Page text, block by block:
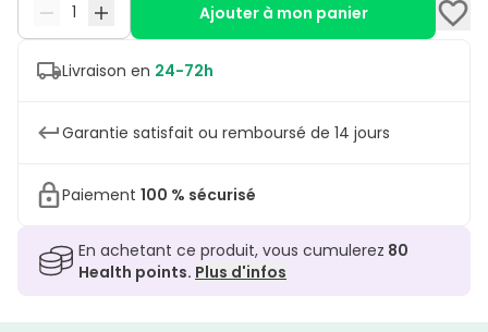
Ajouter à mon panier
Livraison en 24-72h
Garantie satisfait ou remboursé de 14 jours
Paiement 100 % sécurisé
En achetant ce produit, vous cumulerez 80
Health points. Plus d'infos